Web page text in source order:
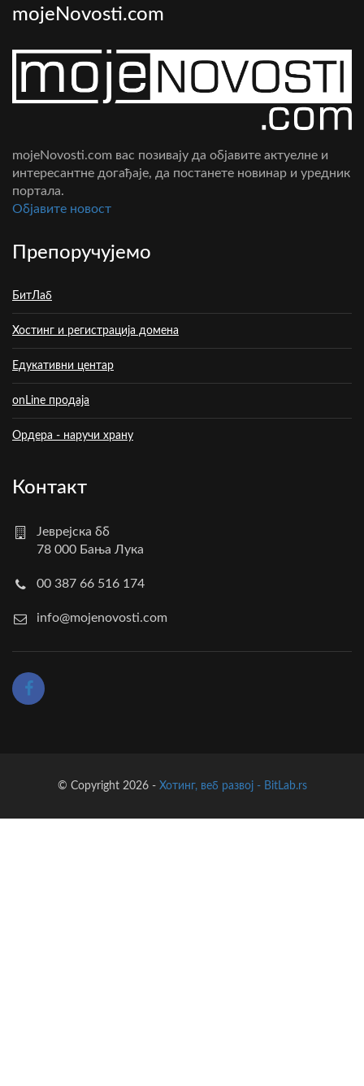
mojeNovosti.com
mojeNovosti.com вас позивају да објавите актуелне и
интересантне догађаје, да постанете новинар и уредник
портала.
Oбјавите новост
Препоручујемо
БитЛаб
Хостинг и регистрација домена
Едукативни центар
onLine продаја
Ордера - наручи храну
Контакт
Јеврејска бб
78 000 Бања Лука
00 387 66 516 174
info@mojenovosti.com
© Copyright 2026 - Хотинг, веб развој - BitLab.rs